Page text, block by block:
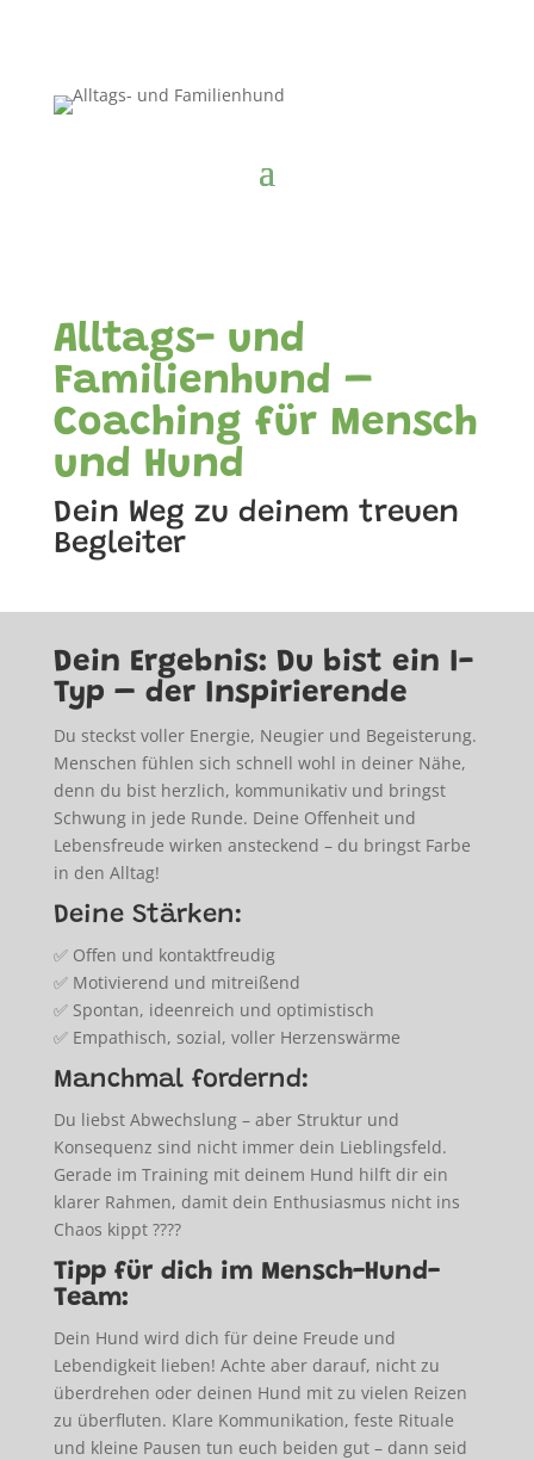
Alltags- und
Familienhund –
Coaching für Mensch
und Hund
Dein Weg zu deinem treuen
Begleiter
Dein Ergebnis: Du bist ein I-
Typ – der Inspirierende
Du steckst voller Energie, Neugier und Begeisterung.
Menschen fühlen sich schnell wohl in deiner Nähe,
denn du bist herzlich, kommunikativ und bringst
Schwung in jede Runde. Deine Offenheit und
Lebensfreude wirken ansteckend – du bringst Farbe
in den Alltag!
Deine Stärken:
✅ Offen und kontaktfreudig
✅ Motivierend und mitreißend
✅ Spontan, ideenreich und optimistisch
✅ Empathisch, sozial, voller Herzenswärme
Manchmal fordernd:
Du liebst Abwechslung – aber Struktur und
Konsequenz sind nicht immer dein Lieblingsfeld.
Gerade im Training mit deinem Hund hilft dir ein
klarer Rahmen, damit dein Enthusiasmus nicht ins
Chaos kippt ????
Tipp für dich im Mensch-Hund-
Team:
Dein Hund wird dich für deine Freude und
Lebendigkeit lieben! Achte aber darauf, nicht zu
überdrehen oder deinen Hund mit zu vielen Reizen
zu überfluten. Klare Kommunikation, feste Rituale
und kleine Pausen tun euch beiden gut – dann seid